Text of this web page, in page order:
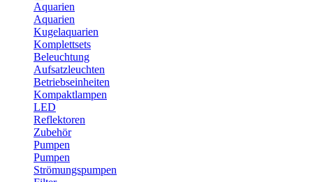
Aquarien
Aquarien
Kugelaquarien
Komplettsets
Beleuchtung
Aufsatzleuchten
Betriebseinheiten
Kompaktlampen
LED
Reflektoren
Zubehör
Pumpen
Pumpen
Strömungspumpen